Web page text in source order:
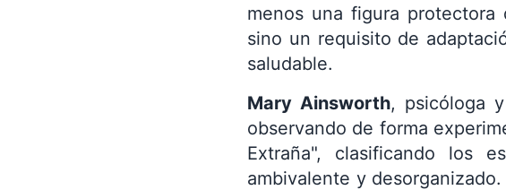
menos una figura protectora
sino un requisito de
saludable.
Mary Ainsworth, psicóloga
observando de forma
Extraña", clasificando los
ambivalente y